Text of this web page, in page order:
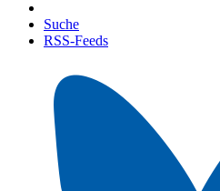
Suche
RSS-Feeds